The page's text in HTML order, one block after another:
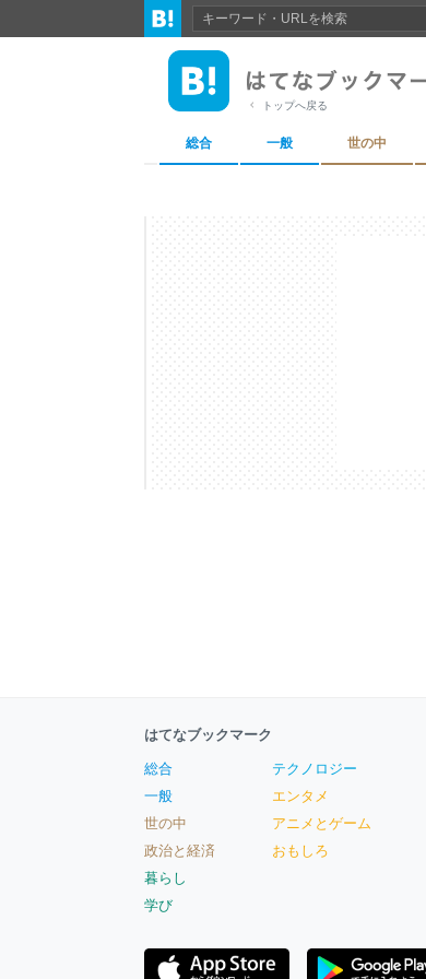
トップへ戻る
総合 一般 世の中
はてなブックマーク
総合
一般
世の中
政治と経済
暮らし
学び
テクノロジー
エンタメ
アニメとゲーム
おもしろ